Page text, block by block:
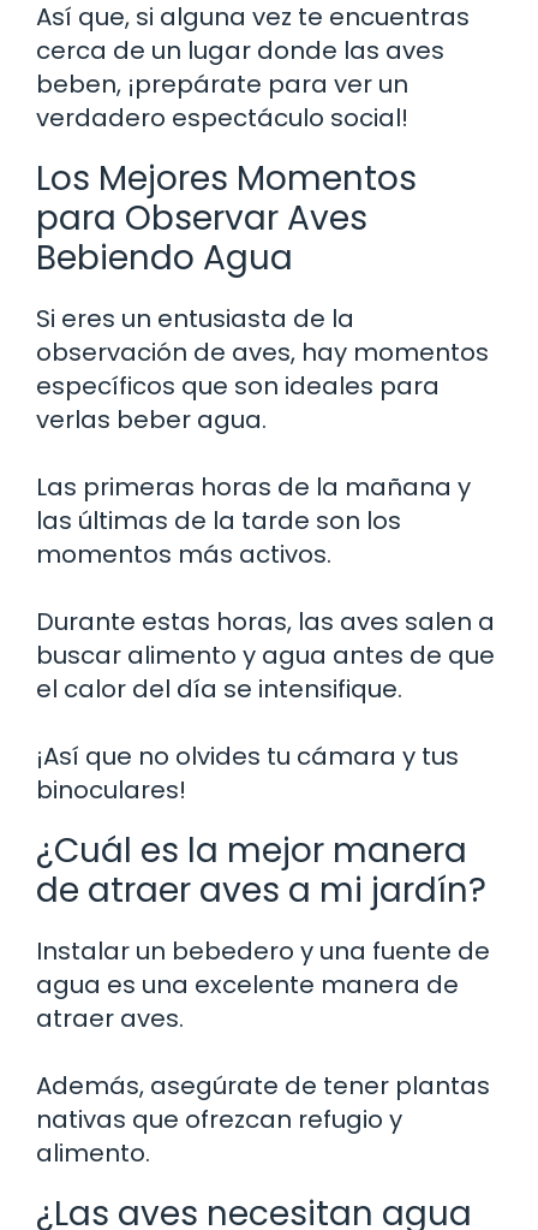
Así que, si alguna vez te encuentras
cerca de un lugar donde las aves
beben, ¡prepárate para ver un
verdadero espectáculo social!
Los Mejores Momentos
para Observar Aves
Bebiendo Agua
Si eres un entusiasta de la
observación de aves, hay momentos
específicos que son ideales para
verlas beber agua.
Las primeras horas de la mañana y
las últimas de la tarde son los
momentos más activos.
Durante estas horas, las aves salen a
buscar alimento y agua antes de que
el calor del día se intensifique.
¡Así que no olvides tu cámara y tus
binoculares!
¿Cuál es la mejor manera
de atraer aves a mi jardín?
Instalar un bebedero y una fuente de
agua es una excelente manera de
atraer aves.
Además, asegúrate de tener plantas
nativas que ofrezcan refugio y
alimento.
¿Las aves necesitan agua